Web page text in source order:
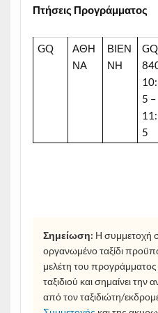
Πτήσεις Προγράμματος
GQ
ΑΘΗ
ΝΑ
ΒΙΕΝ
ΝΗ
GQ
5 –
5
Σημείωση: Η συμμετοχή
οργανωμένο ταξίδι
μελέτη του προγράμματος
ταξιδιού και σημαίνει
από τον ταξιδιώτη/